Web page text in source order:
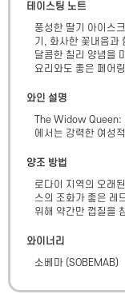
테이스팅 노트
풍성한 딸기 아이스
기, 화사한 꽃내음과
달콤한 칠리 양념을
요리와도 좋은 페어
와인 설명
The Widow
에서는 강력한 여성
양조 방법
로다이 지역의 오래
스의 조화가 좋은 레
위해 약간만 껍질을
와이너리
소베마 (SOBEMAB)